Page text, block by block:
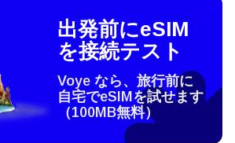
出発前にeSIM
を接続テスト
Voye なら、旅行前に
自宅でeSIMを試せます
（100MB無料）